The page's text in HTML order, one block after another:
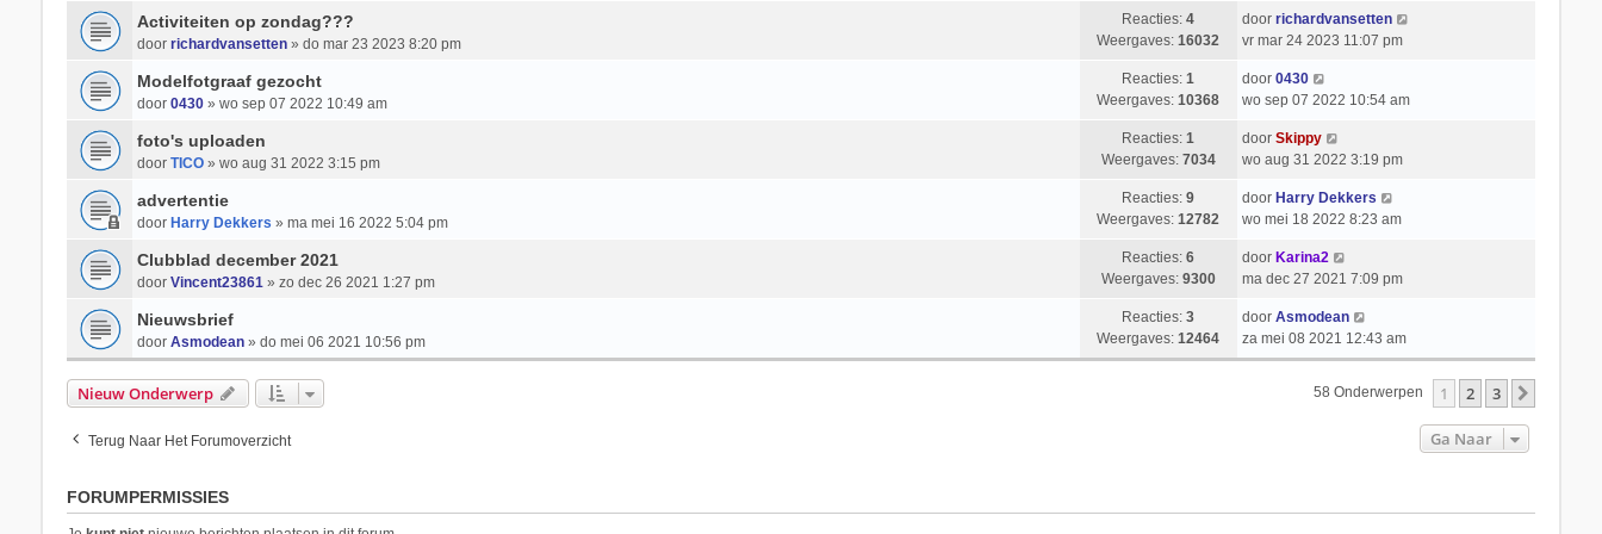
Activiteiten op zondag???
door richardvansetten» do mar 23 2023 8:20 pm
Reacties:4
Weergaves:16032
door richardvansetten
vr mar 24 2023 11:07 pm
Modelfotgraaf gezocht
door 0430» wo sep 07 2022 10:49 am
Reacties:1
Weergaves:10368
door 0430
wo sep 07 2022 10:54 am
foto's uploaden
door TICO» wo aug 31 2022 3:15 pm
Reacties:1
Weergaves: 7034
door Skippy
wo aug 31 2022 3:19 pm
advertentie
door Harry Dekkers » ma mei 16 2022 5:04 pm
Reacties:9
Weergaves:12782
door Harry Dekkers
wo mei 18 2022 8:23 am
Clubblad december 2021
door Vincent23861» zo dec 26 2021 1:27 pm
Reacties:6
Weergaves: 9300
door Karina2
ma dec 27 2021 7:09 pm
Nieuwsbrief
door Asmodean» do mei 06 2021 10:56 pm
Reacties:3
Weergaves:12464
door Asmodean
za mei 08 2021 12:43 am
Nieuw Onderwerp 58 Onderwerpen 1 2 3
Terug Naar Het Forumoverzicht Ga Naar
FORUMPERMISSIES